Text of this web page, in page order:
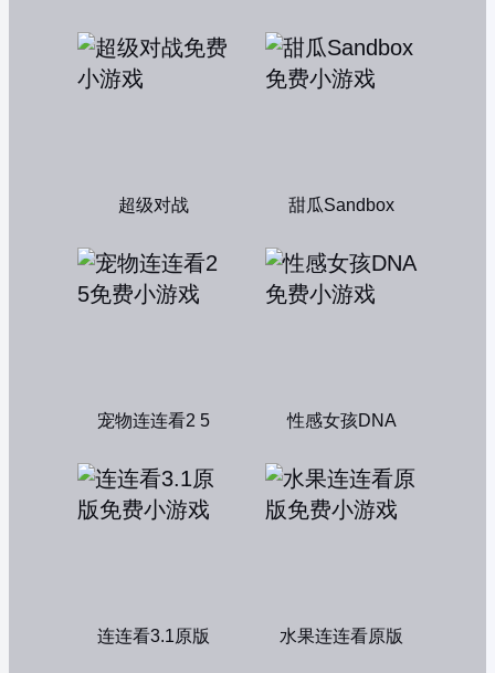
超级对战 甜瓜Sandbox
宠物连连看2 5 性感女孩DNA
连连看3.1原版 水果连连看原版